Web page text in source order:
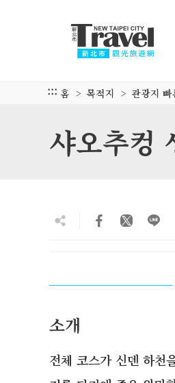
::: 홈 목적지 관광지 빠
샤오추컹
소개
전체 코스가 신덴 하천